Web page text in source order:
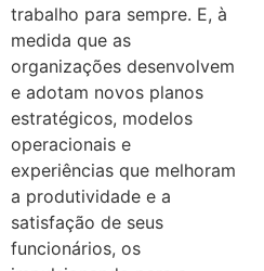
trabalho para sempre. E, à
medida que as
organizações desenvolvem
e adotam novos planos
estratégicos, modelos
operacionais e
experiências que melhoram
a produtividade e a
satisfação de seus
funcionários, os